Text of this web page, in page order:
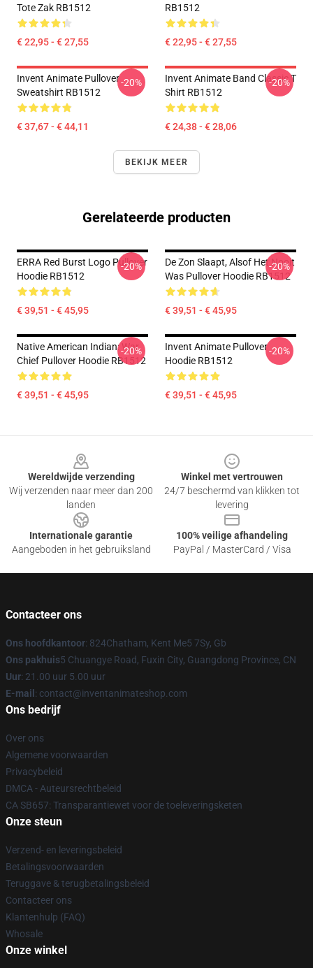
Tote Zak RB1512
€ 22,95 - € 27,55
RB1512
€ 22,95 - € 27,55
Invent Animate Pullover
Sweatshirt RB1512
€ 37,67 - € 44,11
-20%
Invent Animate Band Classic T
Shirt RB1512
€ 24,38 - € 28,06
-20%
BEKIJK MEER
Gerelateerde producten
ERRA Red Burst Logo Pullover
Hoodie RB1512
€ 39,51 - € 45,95
-20%
De Zon Slaapt, Alsof Het Nooit
Was Pullover Hoodie RB1512
€ 39,51 - € 45,95
-20%
Native American Indian: War
Chief Pullover Hoodie RB1512
€ 39,51 - € 45,95
-20%
Invent Animate Pullover
Hoodie RB1512
€ 39,51 - € 45,95
-20%
Wereldwijde verzending
Wij verzenden naar meer dan 200
landen
Winkel met vertrouwen
24/7 beschermd van klikken tot
levering
Internationale garantie
Aangeboden in het gebruiksland
100% veilige afhandeling
PayPal / MasterCard / Visa
Contacteer ons
Ons hoofdkantoor: 824Chatham, Kent Me5 7Sy, Gb
Ons pakhuis5 Chuangye Road, Fuxin City, Guangdong Province, CN
Uur: 21.00 uur 5.00 uur
E-mail : contact@inventanimateshop.com
Ons bedrijf
Over ons
Algemene voorwaarden
Privacybeleid
DMCA - Auteursrechtbeleid
CA SB657: Transparantiewet voor de toeleveringsketen
Onze steun
Verzend- en leveringsbeleid
Betalingsvoorwaarden
Teruggave & terugbetalingsbeleid
Contacteer ons
Klantenhulp (FAQ)
Whosale
Onze winkel